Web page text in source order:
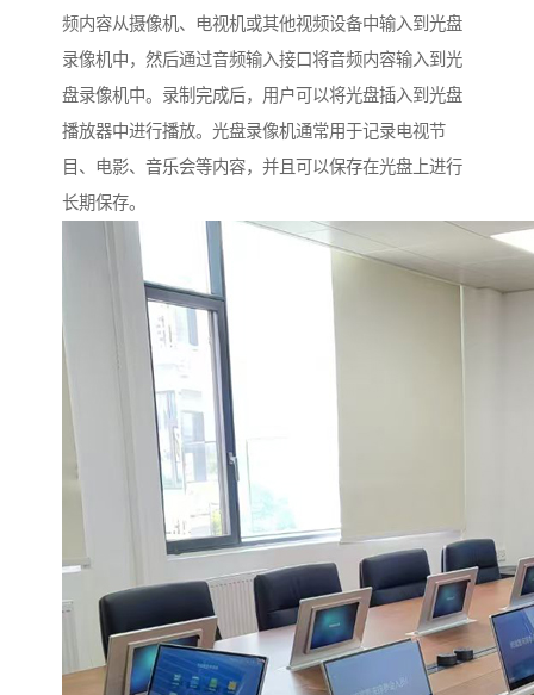
频内容从摄像机、电视机或其他视频设备中输入到光盘
录像机中，然后通过音频输入接口将音频内容输入到光
盘录像机中。录制完成后，用户可以将光盘插入到光盘
播放器中进行播放。光盘录像机通常用于记录电视节
目、电影、音乐会等内容，并且可以保存在光盘上进行
长期保存。